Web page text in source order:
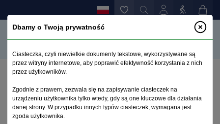
Zawarcie związku małżeńskiego a dalszy przebieg
schizofrenii
Dbamy o Twoją prywatność
Ciasteczka, czyli niewielkie dokumenty tekstowe, wykorzystywane są
przez witryny internetowe, aby poprawić efektywność korzystania z nich
przez użytkowników.
Zgodnie z prawem, zezwala się na zapisywanie ciasteczek na
urządzeniu użytkownika tylko wtedy, gdy są one kluczowe dla działania
danej strony. W przypadku innych typów ciasteczek, wymagana jest
zgoda użytkownika.